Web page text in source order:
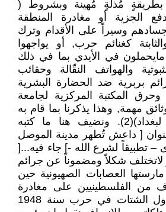
بطريقةٍ مُذلةٍ مُهينة وبشروط (
الجزية أو مغادرة المنطقة
وسيراً على الأقدام وترك
كغنائم حرب, أو يواجهوا
مايحملون في الأيدي بما في ذلك
والهواتف النقّالة وحقائب
بربرية ضد الحضارة البشرية
وحرق المكتبة المركزية لجامعة
مهمة, وهذا يذكرنا بما قام به
المغول إبّان غزوهم لبغداد)(2). ونضيف هنا ما كتبه
[ داعش تُطهر مدينة الموصل
– تطبيقاً لشرع الله -] جاء فيه...[
لاتختلف شكلاً ومضموناً عن جرائم
العصابات الصهيونية حين
من الفلسطينيين على مغادرة
مدنهم وقراهم الى دول الشتات في حرب سنة 1948